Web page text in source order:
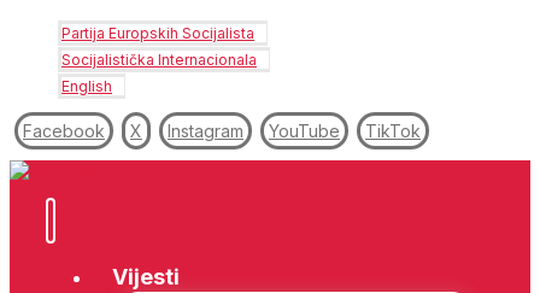
Partija Europskih Socijalista
Socijalistička Internacionala
English
Facebook X Instagram YouTube TikTok
Vijesti